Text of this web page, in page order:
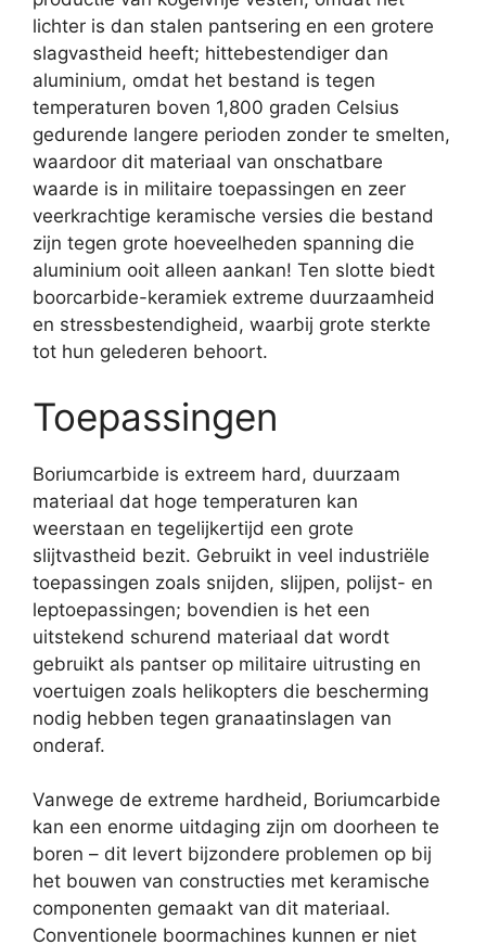
lichter is dan stalen pantsering en een grotere
slagvastheid heeft; hittebestendiger dan
aluminium, omdat het bestand is tegen
temperaturen boven 1,800 graden Celsius
gedurende langere perioden zonder te smelten,
waardoor dit materiaal van onschatbare
waarde is in militaire toepassingen en zeer
veerkrachtige keramische versies die bestand
zijn tegen grote hoeveelheden spanning die
aluminium ooit alleen aankan! Ten slotte biedt
boorcarbide-keramiek extreme duurzaamheid
en stressbestendigheid, waarbij grote sterkte
tot hun gelederen behoort.
Toepassingen
Boriumcarbide is extreem hard, duurzaam
materiaal dat hoge temperaturen kan
weerstaan ​​en tegelijkertijd een grote
slijtvastheid bezit. Gebruikt in veel industriële
toepassingen zoals snijden, slijpen, polijst- en
leptoepassingen; bovendien is het een
uitstekend schurend materiaal dat wordt
gebruikt als pantser op militaire uitrusting en
voertuigen zoals helikopters die bescherming
nodig hebben tegen granaatinslagen van
onderaf.
Vanwege de extreme hardheid, Boriumcarbide
kan een enorme uitdaging zijn om doorheen te
boren – dit levert bijzondere problemen op bij
het bouwen van constructies met keramische
componenten gemaakt van dit materiaal.
Conventionele boormachines kunnen er niet